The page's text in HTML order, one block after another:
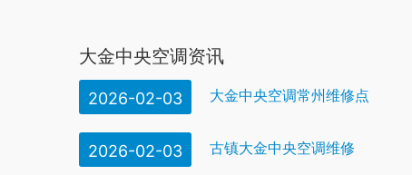
大金中央空调资讯
2026-02-03 大金中央空调常州维修点
2026-02-03 古镇大金中央空调维修